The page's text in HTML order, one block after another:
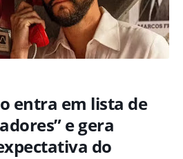
entra em lista de
e gera
do